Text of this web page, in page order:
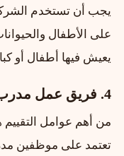
يجب أن تستخدم
على الأطفال
يعيش فيها أطفال أو
4. فريق عمل مدرب وموثوق
من أهم عوامل
تعتمد على موظفين